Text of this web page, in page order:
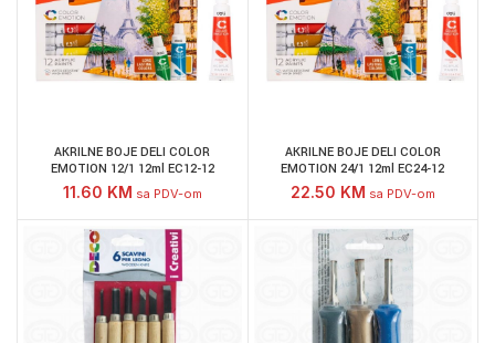
AKRILNE BOJE DELI COLOR
EMOTION 12/1 12ml EC12-12
11.60 KM sa PDV-om
AKRILNE BOJE DELI COLOR
EMOTION 24/1 12ml EC24-12
22.50 KM sa PDV-om